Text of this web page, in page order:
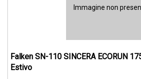
Immagine non
Falken SN-110 SINCERA ECORUN
Estivo